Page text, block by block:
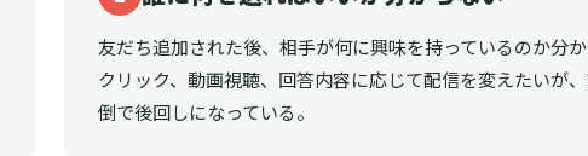
友だち追加された後、相手が何に興味を持っているのか分か
クリック、動画視聴、回答内容に応じて配信を変えたいが
倒で後回しになっている。